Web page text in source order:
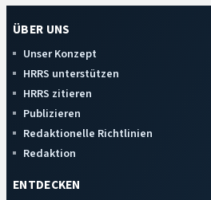
ÜBER UNS
Unser Konzept
HRRS unterstützen
HRRS zitieren
Publizieren
Redaktionelle Richtlinien
Redaktion
ENTDECKEN